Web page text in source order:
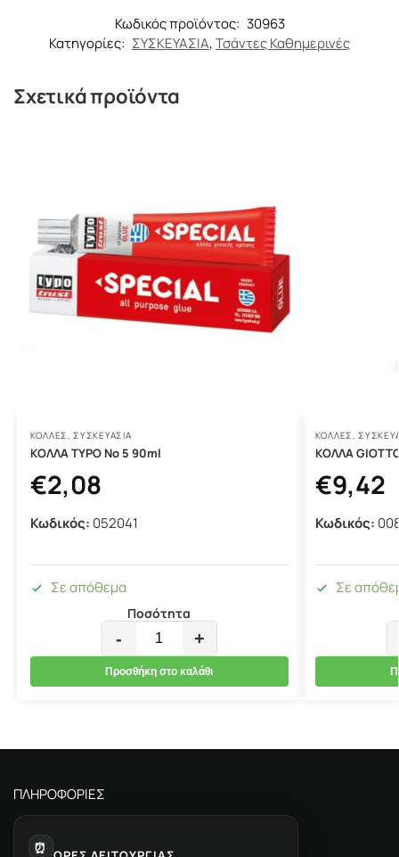
Κωδικός προϊόντος: 30963
Κατηγορίες: ΣΥΣΚΕΥΑΣΙΑ,Τσάντες Καθημερινές
Σχετικά προϊόντα
ΚΌΛΛΕΣ,ΣΥΣΚΕΥΑΣΙΑ
ΚΟΛΛΑ TYPO Νο 5 90ml
€2,08
Κωδικός: 052041
Σε απόθεμα
Ποσότητα
- +
Προσθήκη στο καλάθι
ΚΌΛΛΕΣ,
ΚΟΛΛΑ
€9,42
Κωδικός:
Σε
ΠΛΗΡΟΦΟΡΙΕΣ
⏰